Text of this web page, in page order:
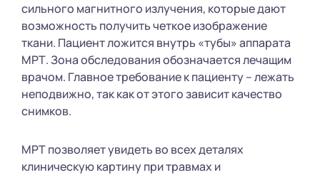
сильного магнитного излучения, которые дают
возможность получить четкое изображение
ткани. Пациент ложится внутрь «тубы» аппарата
МРТ. Зона обследования обозначается лечащим
врачом. Главное требование к пациенту – лежать
неподвижно, так как от этого зависит качество
снимков.
МРТ позволяет увидеть во всех деталях
клиническую картину при травмах и